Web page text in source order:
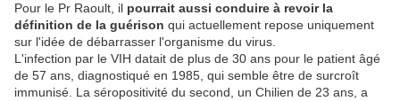
Pour le Pr Raoult, il pourrait aussi conduire à revoir la
définition de la guérison qui actuellement repose uniquement
sur l'idée de débarrasser l'organisme du virus.
L'infection par le VIH datait de plus de 30 ans pour le patient âgé
de 57 ans, diagnostiqué en 1985, qui semble être de surcroît
immunisé. La séropositivité du second, un Chilien de 23 ans, a